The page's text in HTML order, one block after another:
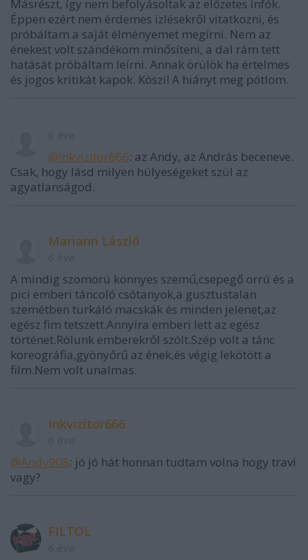
Másrészt, így nem befolyásoltak az előzetes infók.
Éppen ezért nem érdemes izlésekről vitatkozni, és
próbáltam a saját élményemet megírni. Nem az
énekest volt szándékom minősíteni, a dal rám tett
hatását próbáltam leírni. Annak örülök ha értelmes
és jogos kritikát kapok. Köszi! A hiányt meg pótlom.
@Inkvizítor666: az Andy, az András beceneve.
Csak, hogy lásd milyen hülyeségeket szül az
agyatlanságod.
Mariann László
A mindig szomorú könnyes szemű,csepegő orrú és a
pici emberi táncoló csótanyok,a gusztustalan
szemétben turkáló macskák és minden jelenet,az
egész fim tetszett.Annyira emberi lett az egész
történet.Rólunk emberekről szólt.Szép volt a tánc
koreográfia,gyönyőrű az ének,és végig lekötött a
film.Nem volt unalmas.
Inkvizítor666
@Andy908: jó jó hát honnan tudtam volna hogy travi
vagy?
FILTOL